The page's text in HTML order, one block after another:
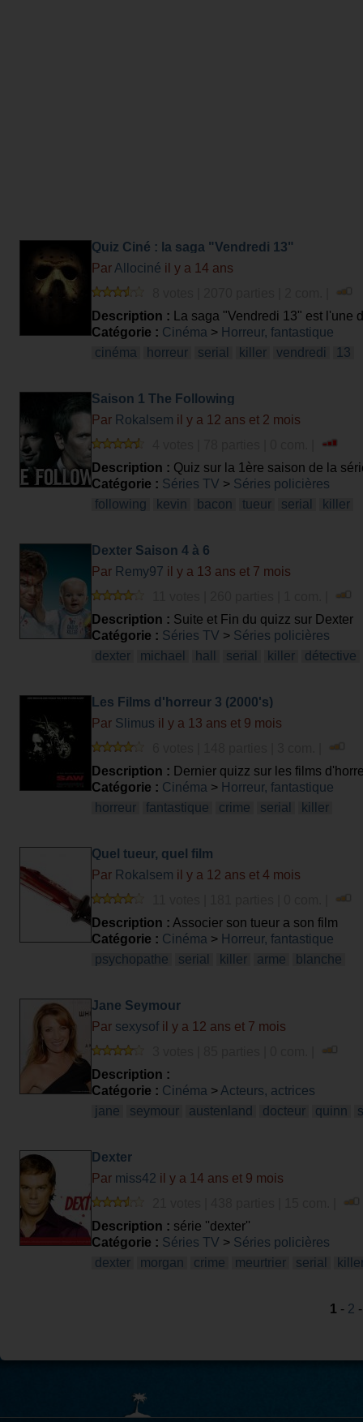
Quiz Ciné : la saga "Vendredi 13"
Par Allociné il y a 14 ans
Description : La saga "Vendredi 13" est l'une
avec un petit quiz... de treize questions !
Catégorie : Cinéma > Horreur, fantastique
cinéma
horreur serial killer vendredi 13
Saison 1 The Following
Par Rokalsem il y a 12 ans et 2 mois
Description : Quiz sur la 1ère saison de la
Catégorie : Séries TV > Séries policières
following
kevin bacon tueur serial killer
Dexter Saison 4 à 6
Par Remy97 il y a 13 ans et 7 mois
Description : Suite et Fin du quizz sur Dexter
Catégorie : Séries TV > Séries policières
dexter
michael hall serial killer détective
Les Films d'horreur 3 (2000's)
Par Slimus il y a 13 ans et 9 mois
Description : Dernier quizz sur les films
Catégorie : Cinéma > Horreur, fantastique
horreur
fantastique crime serial killer
Quel tueur, quel film
Par Rokalsem il y a 12 ans et 4 mois
Description : Associer son tueur a son film
Catégorie : Cinéma > Horreur, fantastique
psychopathe
serial killer arme blanche
Jane Seymour
Par sexysof il y a 12 ans et 7 mois
Description :
Catégorie : Cinéma > Acteurs, actrices
jane
seymour austenland docteur quinn
Dexter
Par miss42 il y a 14 ans et 9 mois
Description : série ''dexter''
Catégorie : Séries TV > Séries policières
dexter
morgan crime meurtrier serial
1 - 2